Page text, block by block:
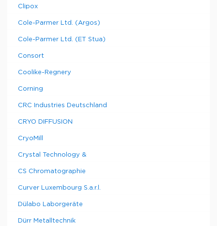
Clipox
Cole-Parmer Ltd. (Argos)
Cole-Parmer Ltd. (ET Stua)
Consort
Coolike-Regnery
Corning
CRC Industries Deutschland
CRYO DIFFUSION
CryoMill
Crystal Technology &
CS Chromatographie
Curver Luxembourg S.a.r.l.
Dülabo Laborgeräte
Dürr Metalltechnik